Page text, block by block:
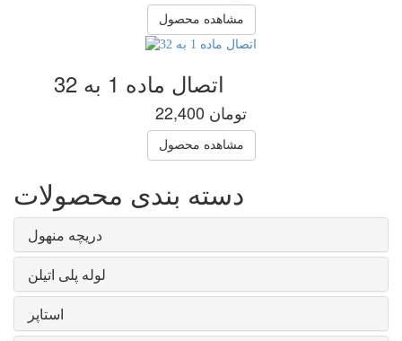
مشاهده محصول
اتصال ماده 1 به 32
22,400 تومان
مشاهده محصول
دسته بندی محصولات
دریچه منهول
لوله پلی اتیلن
استاپر